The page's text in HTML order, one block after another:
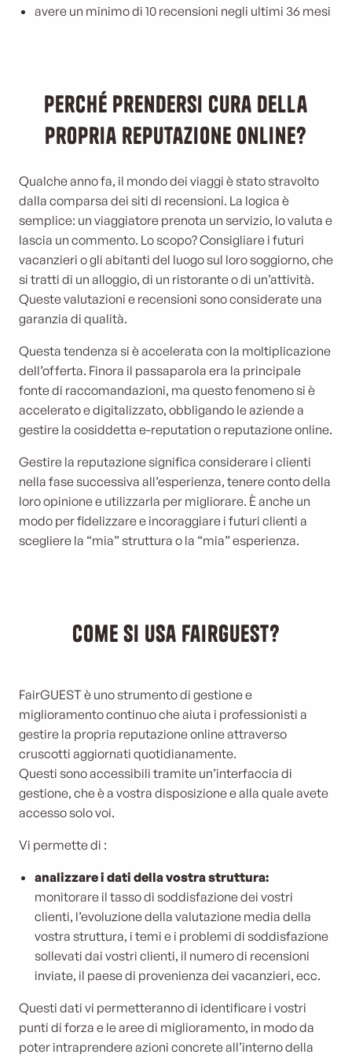
avere un minimo di 10 recensioni negli ultimi 36 mesi
Perché prendersi cura della
propria reputazione online?
Qualche anno fa, il mondo dei viaggi è stato stravolto
dalla comparsa dei siti di recensioni. La logica è
semplice: un viaggiatore prenota un servizio, lo valuta e
lascia un commento. Lo scopo? Consigliare i futuri
vacanzieri o gli abitanti del luogo sul loro soggiorno, che
si tratti di un alloggio, di un ristorante o di un’attività.
Queste valutazioni e recensioni sono considerate una
garanzia di qualità.
Questa tendenza si è accelerata con la moltiplicazione
dell’offerta. Finora il passaparola era la principale
fonte di raccomandazioni, ma questo fenomeno si è
accelerato e digitalizzato, obbligando le aziende a
gestire la cosiddetta e-reputation o reputazione online.
Gestire la reputazione significa considerare i clienti
nella fase successiva all’esperienza, tenere conto della
loro opinione e utilizzarla per migliorare. È anche un
modo per fidelizzare e incoraggiare i futuri clienti a
scegliere la “mia” struttura o la “mia” esperienza.
Come si usa FairGUEST?
FairGUEST è uno strumento di gestione e
miglioramento continuo che aiuta i professionisti a
gestire la propria reputazione online attraverso
cruscotti aggiornati quotidianamente.
Questi sono accessibili tramite un’interfaccia di
gestione, che è a vostra disposizione e alla quale avete
accesso solo voi.
Vi permette di :
analizzare i dati della vostra struttura:
monitorare il tasso di soddisfazione dei vostri
clienti, l’evoluzione della valutazione media della
vostra struttura, i temi e i problemi di soddisfazione
sollevati dai vostri clienti, il numero di recensioni
inviate, il paese di provenienza dei vacanzieri, ecc.
Questi dati vi permetteranno di identificare i vostri
punti di forza e le aree di miglioramento, in modo da
poter intraprendere azioni concrete all’interno della